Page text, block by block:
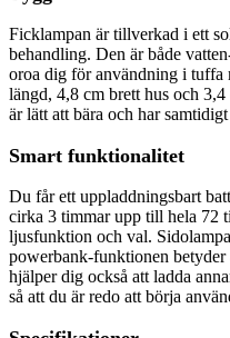
Ficklampan är tillverkad i ett
behandling. Den är både
oroa dig för användning i tuffa
längd, 4,8 cm brett hus och
är lätt att bära och har
Smart funktionalitet
Du får ett uppladdningsbart
cirka 3 timmar upp till hela 72
ljusfunktion och val.
powerbank-funktionen betyder
hjälper dig också att ladda
så att du är redo att börja